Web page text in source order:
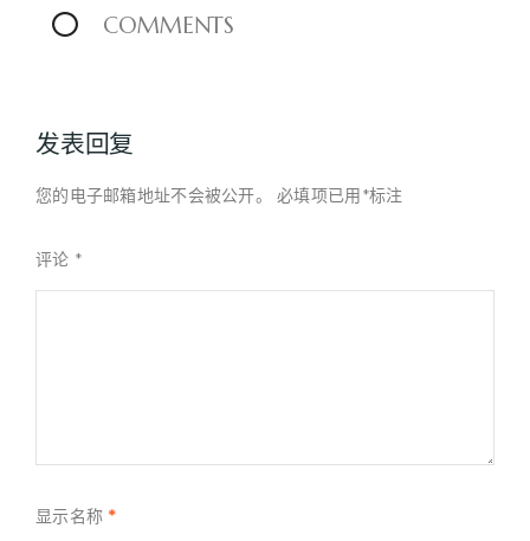
0 COMMENTS
发表回复
您的电子邮箱地址不会被公开。 必填项已用*标注
评论 *
显示名称 *